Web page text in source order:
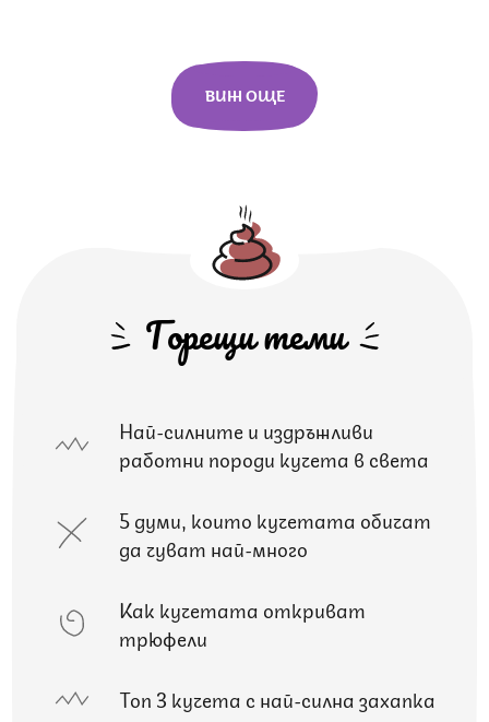
ВИЖ ОЩЕ
Горещи теми
Най-силните и издръжливи
работни породи кучета в света
5 думи, които кучетата обичат
да чуват най-много
Как кучетата откриват
трюфели
Топ 3 кучета с най-силна захапка